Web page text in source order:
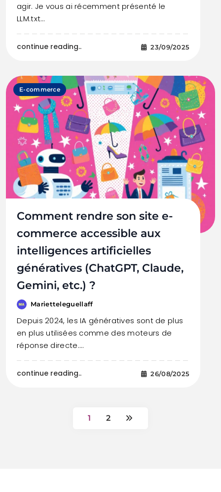
agir. Je vous ai récemment présenté le
LLM.txt…
continue reading.. 23/09/2025
E-commerce
Comment rendre son site e-
commerce accessible aux
intelligences artificielles
génératives (ChatGPT, Claude,
Gemini, etc.) ?
Marietteleguellaff
Depuis 2024, les IA génératives sont de plus
en plus utilisées comme des moteurs de
réponse directe.…
continue reading.. 26/08/2025
1 2